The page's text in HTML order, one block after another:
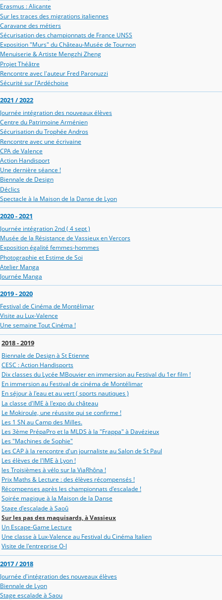
Erasmus : Alicante
Sur les traces des migrations italiennes
Caravane des métiers
Sécurisation des championnats de France UNSS
Exposition "Murs" du Château-Musée de Tournon
Menuiserie & Artiste Mengzhi Zheng
Projet Théâtre
Rencontre avec l'auteur Fred Paronuzzi
Sécurité sur l'Ardéchoise
2021 / 2022
Journée intégration des nouveaux élèves
Centre du Patrimoine Arménien
Sécurisation du Trophée Andros
Rencontre avec une écrivaine
CPA de Valence
Action Handisport
Une dernière séance !
Biennale de Design
Déclics
Spectacle à la Maison de la Danse de Lyon
2020 - 2021
Journée intégration 2nd ( 4 sept )
Musée de la Résistance de Vassieux en Vercors
Exposition égalité femmes-hommes
Photographie et Estime de Soi
Atelier Manga
Journée Manga
2019 - 2020
Festival de Cinéma de Montélimar
Visite au Lux-Valence
Une semaine Tout Cinéma !
2018 - 2019
Biennale de Design à St Etienne
CESC : Action Handisports
Dix classes du Lycée MBouvier en immersion au Festival du 1er film !
En immersion au Festival de cinéma de Montélimar
En séjour à l'eau et au vert ( sports nautiques )
La classe d'IME à l'expo du château
Le Mokiroule, une réussite qui se confirme !
Les 1 SN au Camp des Milles.
Les 3ème PrépaPro et la MLDS à la "Frappa" à Davézieux
Les "Machines de Sophie"
Les CAP à la rencontre d'un journaliste au Salon de St Paul
Les élèves de l'IME à Lyon !
les Troisièmes à vélo sur la ViaRhôna !
Prix Maths & Lecture : des élèves récompensés !
Récompenses après les championnats d'escalade !
Soirée magique à la Maison de la Danse
Stage d'escalade à Saoû
Sur les pas des maquisards, à Vassieux
Un Escape-Game Lecture
Une classe à Lux-Valence au Festival du Cinéma Italien
Visite de l'entreprise O-I
2017 / 2018
Journée d'intégration des nouveaux élèves
Biennale de Lyon
Stage escalade à Saou